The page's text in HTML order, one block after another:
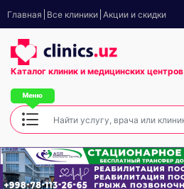
Главная Все клиники Акции и скидки
Каталог клиник и медицинских центров